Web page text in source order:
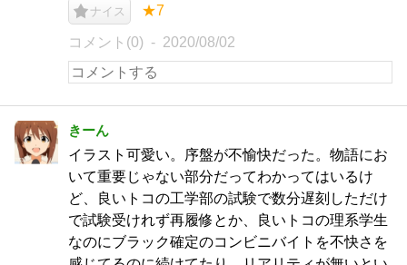
ナイス ★7
コメント(0) 2020/08/02
きーん
イラスト可愛い。序盤が不愉快だった。物語にお
いて重要じゃない部分だってわかってはいるけ
ど、良いトコの工学部の試験で数分遅刻しただけ
で試験受けれず再履修とか、良いトコの理系学生
なのにブラック確定のコンビニバイトを不快さを